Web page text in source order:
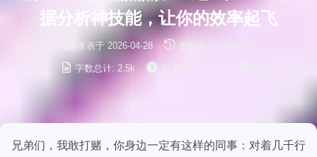
据分析神技能，让你的效率起飞
发表于 2026-04-28 更新于
字数总计: 2.5k 阅读时长:
兄弟们，我敢打赌，你身边一定有这样的同事：对着几千行